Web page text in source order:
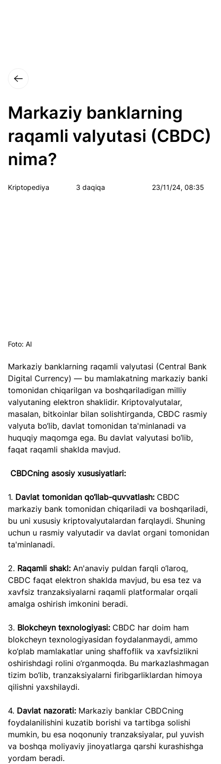
Markaziy banklarning
raqamli valyutasi (CBDC)
nima?
Kriptopediya 3 daqiqa 23/11/24, 08:35
Foto: AI
Markaziy banklarning raqamli valyutasi (Central Bank
Digital Currency) — bu mamlakatning markaziy banki
tomonidan chiqarilgan va boshqariladigan milliy
valyutaning elektron shaklidir. Kriptovalyutalar,
masalan, bitkoinlar bilan solishtirganda, CBDC rasmiy
valyuta bo‘lib, davlat tomonidan ta'minlanadi va
huquqiy maqomga ega. Bu davlat valyutasi bo‘lib,
faqat raqamli shaklda mavjud.
CBDCning asosiy xususiyatlari:
1. Davlat tomonidan qo‘llab-quvvatlash: CBDC
markaziy bank tomonidan chiqariladi va boshqariladi,
bu uni xususiy kriptovalyutalardan farqlaydi. Shuning
uchun u rasmiy valyutadir va davlat organi tomonidan
ta'minlanadi.
2. Raqamli shakl: An'anaviy puldan farqli o‘laroq,
CBDC faqat elektron shaklda mavjud, bu esa tez va
xavfsiz tranzaksiyalarni raqamli platformalar orqali
amalga oshirish imkonini beradi.
3. Blokcheyn texnologiyasi: CBDC har doim ham
blokcheyn texnologiyasidan foydalanmaydi, ammo
ko‘plab mamlakatlar uning shaffoflik va xavfsizlikni
oshirishdagi rolini o‘rganmoqda. Bu markazlashmagan
tizim bo‘lib, tranzaksiyalarni firibgarliklardan himoya
qilishni yaxshilaydi.
4. Davlat nazorati: Markaziy banklar CBDCning
foydalanilishini kuzatib borishi va tartibga solishi
mumkin, bu esa noqonuniy tranzaksiyalar, pul yuvish
va boshqa moliyaviy jinoyatlarga qarshi kurashishga
yordam beradi.